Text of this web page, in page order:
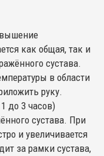
как общая, так и
сустава.
в области
руку.
до 3 часов)
сустава. При
и увеличивается
за рамки сустава,